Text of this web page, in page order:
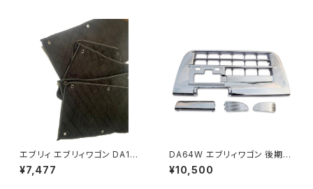
エブリィ エブリィワゴン DA17V
DA17W サンシェード エブリー
マルチサンシェード 車種専用 8
¥7,477
DA64W エブリィワゴン 後期型
平成22年5月～ フロント バンパ
ー メッキ グリル セット PZター
¥10,500